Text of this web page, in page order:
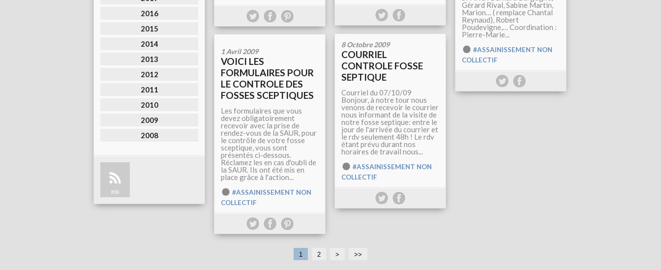
2016
2015
2014
2013
2012
2011
2010
2009
2008
RSS
Gérard Rival, Sabine Martin,
Marion… ( remplace Chantal
Reynaud), Robert
Poudevigne,… Coordination :
Pierre-Marie...
#ASSAINISSEMENT NON
COLLECTIF
8 Octobre 2009
COURRIEL
CONTROLE FOSSE
SEPTIQUE
Courriel du 07/10/09
Bonjour, à notre tour nous
venons de recevoir le courrier
nous informant de la visite de
notre fosse septique: entre le
jour de l'arrivée du courrier et
le rdv seulement 48h ! Le rdv
étant prévu durant nos
horaires de travail nous...
#ASSAINISSEMENT NON
COLLECTIF
1 Avril 2009
VOICI LES
FORMULAIRES POUR
LE CONTROLE DES
FOSSES SCEPTIQUES
Les formulaires que vous
devez obligatoirement
recevoir avec la prise de
rendez-vous de la SAUR, pour
le contrôle de votre fosse
sceptique, vous sont
présentés ci-dessous.
Réclamez les en cas d'oubli de
la SAUR. Ils ont été mis en
place grâce à l'action...
#ASSAINISSEMENT NON
COLLECTIF
1 2 > >>